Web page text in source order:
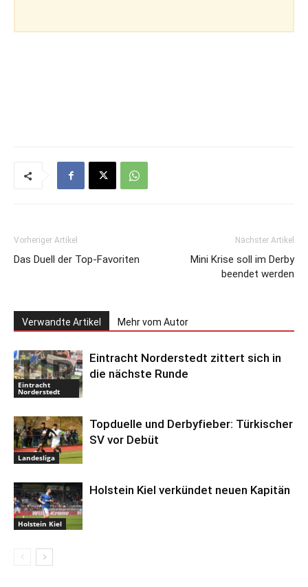
Vorheriger Artikel
Das Duell der Top-Favoriten
Nächster Artikel
Mini Krise soll im Derby
beendet werden
Verwandte Artikel Mehr vom Autor
Eintracht
Norderstedt
Eintracht Norderstedt zittert sich in
die nächste Runde
Landesliga
Topduelle und Derbyfieber: Türkischer
SV vor Debüt
Holstein Kiel
Holstein Kiel verkündet neuen Kapitän